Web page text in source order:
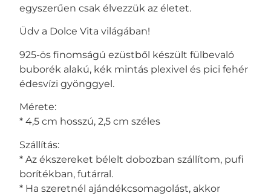
egyszerűen csak élvezzük az életet.
Üdv a Dolce Vita világában!
925-ös finomságú ezüstből készült fülbevaló
buborék alakú, kék mintás plexivel és pici fehér
édesvízi gyönggyel.
Mérete:
* 4,5 cm hosszú, 2,5 cm széles
Szállítás:
* Az ékszereket bélelt dobozban szállítom, pufi
borítékban, futárral.
* Ha szeretnél ajándékcsomagolást, akkor